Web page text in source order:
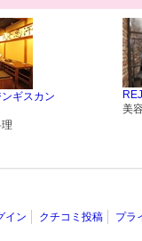
ギスカン
美
イン クチコミ投稿 プラ